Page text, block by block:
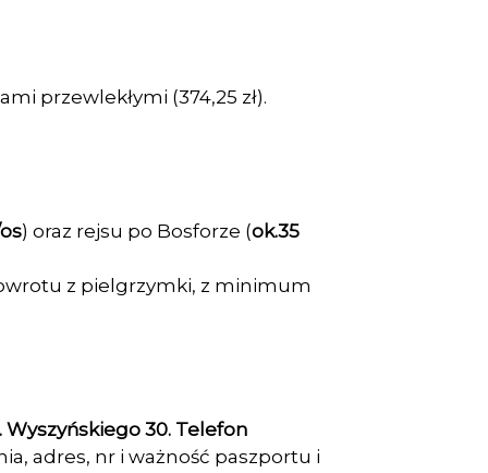
przewlekłymi (374,25 zł).
) oraz rejsu po Bosforze (ok.35
z pielgrzymki, z minimum
30. Telefon
adres, nr i ważność paszportu i